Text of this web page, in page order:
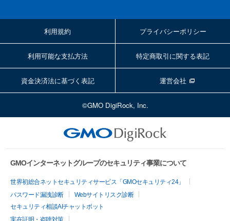
利用規約 プライバシーポリシー
利用可能な支払方法 特定商取引に関する表記
資金決済法に基づく表記 運営会社
©GMO DigiRock, Inc.
GMOインターネットグループのセキュリティ事業について
世界初総合ネットセキュリティサービス「GMOセキュリティ24」
パスワード漏洩診断
Webサイトリスク診断
セキュリティ相談AIチャットボット
実在証明・盗聴対策